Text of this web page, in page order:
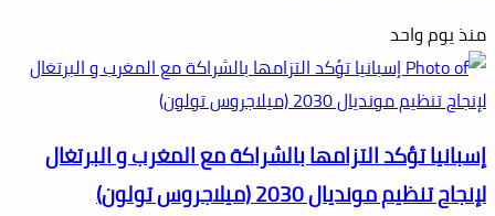
منذ يوم واحد
إسبانيا تؤكد التزامها بالشراكة مع المغرب و البرتغال
لإنجاح تنظيم مونديال 2030 (ميلاجروس تولون)